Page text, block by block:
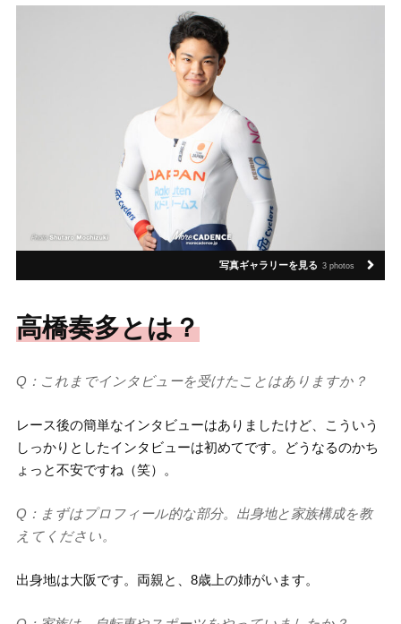
写真ギャラリーを見る 3 photos
高橋奏多とは？
Q：これまでインタビューを受けたことはありますか？
レース後の簡単なインタビューはありましたけど、こういう
しっかりとしたインタビューは初めてです。どうなるのかち
ょっと不安ですね（笑）。
Q：まずはプロフィール的な部分。出身地と家族構成を教
えてください。
出身地は大阪です。両親と、8歳上の姉がいます。